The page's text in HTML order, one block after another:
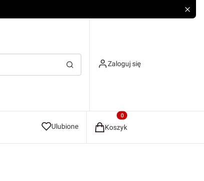
WyczyśćSzukaj
Zaloguj się
Ulubione
Produkty w koszyku: 0.
Koszyk